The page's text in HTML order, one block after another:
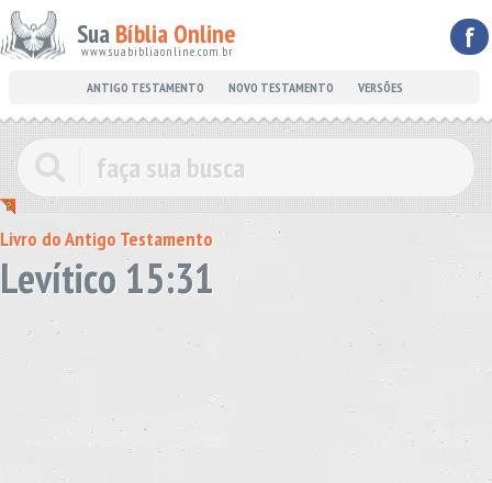
Sua Bíblia Online
www.suabibliaonline.com.br f
ANTIGO TESTAMENTO NOVO TESTAMENTO VERSÕES
Livro do Antigo Testamento
Levítico 15:31